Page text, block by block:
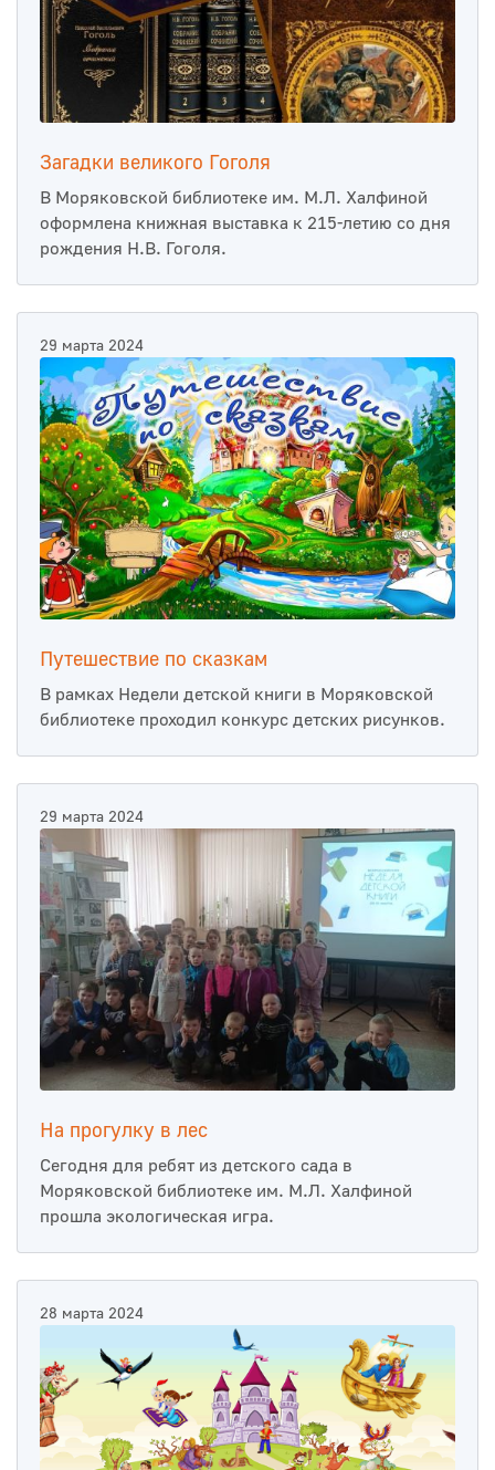
Загадки великого Гоголя
В Моряковской библиотеке им. М.Л. Халфиной
оформлена книжная выставка к 215-летию со дня
рождения Н.В. Гоголя.
29 марта 2024
Путешествие по сказкам
В рамках Недели детской книги в Моряковской
библиотеке проходил конкурс детских рисунков.
29 марта 2024
На прогулку в лес
Сегодня для ребят из детского сада в
Моряковской библиотеке им. М.Л. Халфиной
прошла экологическая игра.
28 марта 2024